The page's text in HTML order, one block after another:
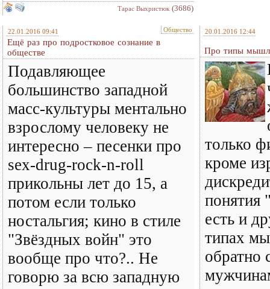
Тарас Выхристюк (3686)
22.01.2016 09:41 Общество
Ещё раз про подростковое сознание в
обществе
Подавляющее
большинство западной
масс-культуры ментально
взрослому человеку не
интересно – песенки про
sex-drug-rock-n-roll
прикольны лет до 15, а
потом если только
ностальгия; кино в стиле
"Звёздных войн" это
вообще про что?.. Не
говорю за всю западную
20.01.2016 12:44
Про типы
только
кроме
понятия
есть и
типах
обратно